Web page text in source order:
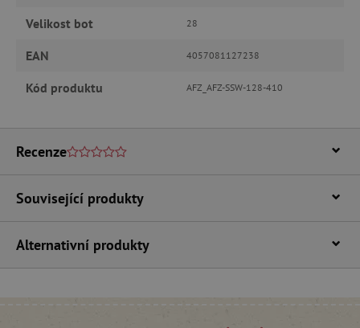
Velikost bot 28
EAN 4057081127238
Kód produktu AFZ_AFZ-SSW-128-410
Recenze
Související produkty
Alternativní produkty
.vimeo.com
_lb_ccc